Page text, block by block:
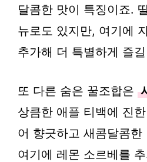
달콤한 맛이 특징이죠.
뉴로도 있지만, 여기에
추가해 더 특별하게 즐
또 다른 숨은 꿀조합은
상큼한 애플 티백에 진
어 향긋하고 새콤달콤한
여기에 레몬 소르베를